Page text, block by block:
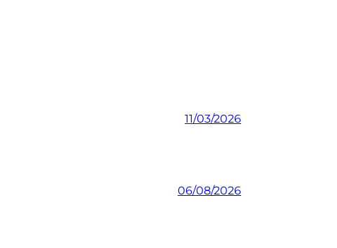
11/03/2026
06/08/2026